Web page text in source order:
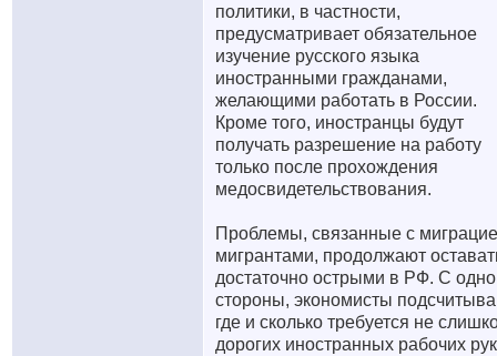
политики, в частности,
предусматривает обязательное
изучение русского языка
иностранными гражданами,
желающими работать в России.
Кроме того, иностранцы будут
получать разрешение на работу
только после прохождения
медосвидетельствования.
Проблемы, связанные с
мигрантами, продолжают
достаточно острыми в РФ. С
стороны, экономисты
где и сколько требуется не
дорогих иностранных рабочих